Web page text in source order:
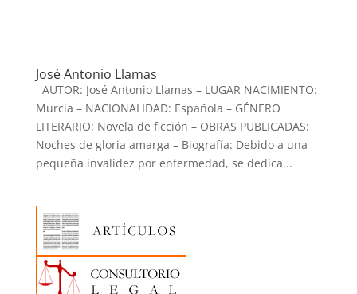
José Antonio Llamas
AUTOR: José Antonio Llamas – LUGAR NACIMIENTO:
Murcia – NACIONALIDAD: Española – GÉNERO
LITERARIO: Novela de ficción – OBRAS PUBLICADAS:
Noches de gloria amarga – Biografía: Debido a una
pequeña invalidez por enfermedad, se dedica...